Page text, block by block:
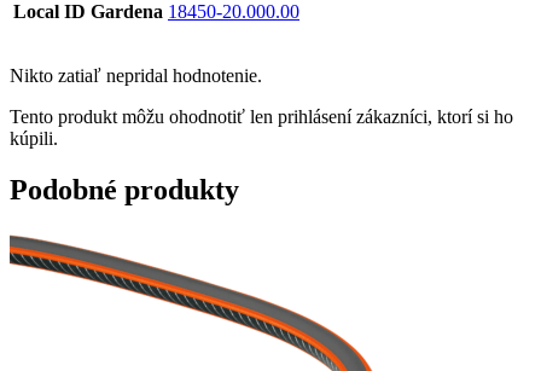
Local ID Gardena 18450-20.000.00
Nikto zatiaľ nepridal hodnotenie.
Tento produkt môžu ohodnotiť len prihlásení zákazníci, ktorí si ho
kúpili.
Podobné produkty